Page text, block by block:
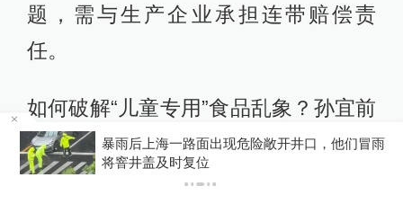
题，需与生产企业承担连带赔偿责
任。
如何破解“儿童专用”食品乱象？孙宜前
建议，首先，应构建清晰的“儿童专
用”食品标准体系，由相关部门按儿童
暴雨后上海一路面出现危险敞开井口，他们冒雨
将窨井盖及时复位